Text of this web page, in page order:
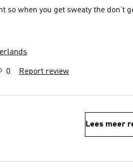
so when you get sweaty the
0 Report review
Lees meer